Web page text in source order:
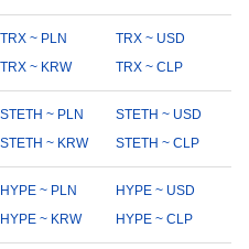
TRX ~ PLN
TRX ~ USD
TRX ~ KRW TRX ~ CLP
STETH ~ PLN
STETH ~ USD
STETH ~ KRW STETH ~ CLP
HYPE ~ PLN
HYPE ~ USD
HYPE ~ KRW HYPE ~ CLP